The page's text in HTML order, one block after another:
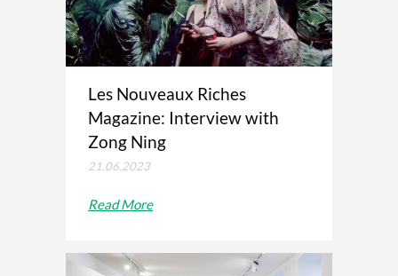
Les Nouveaux Riches
Magazine: Interview with
Zong Ning
21.06.2023
Read More